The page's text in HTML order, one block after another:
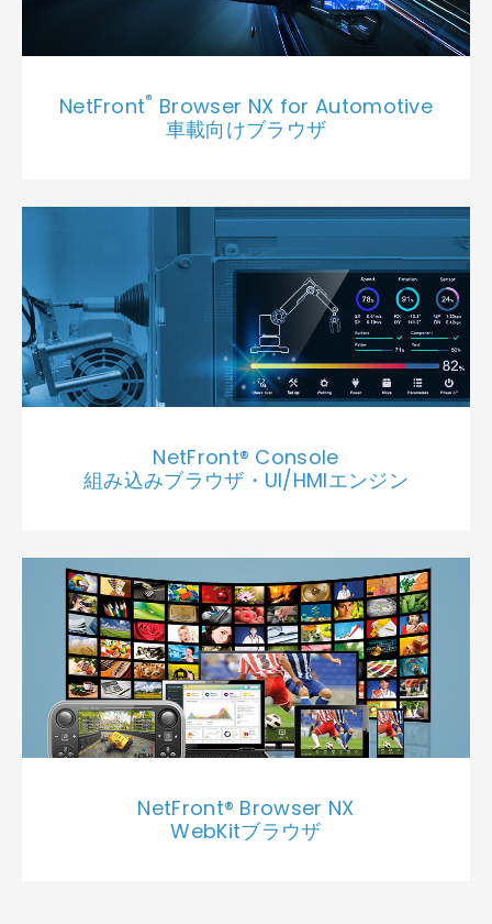
NetFront® Browser NX for Automotive
車載向けブラウザ
NetFront® Console
組み込みブラウザ・UI/HMIエンジン
NetFront® Browser NX
WebKitブラウザ